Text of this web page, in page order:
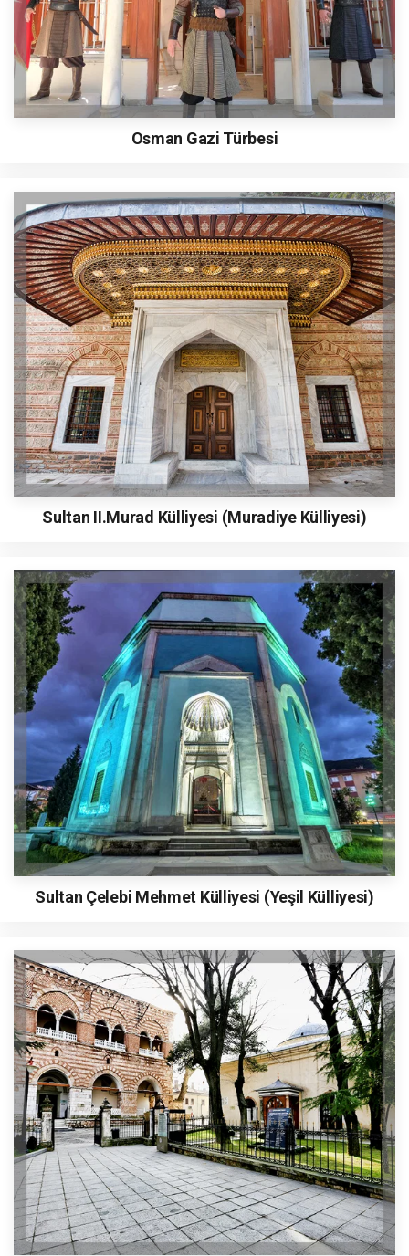
Osman Gazi Türbesi
Sultan II.Murad Külliyesi (Muradiye Külliyesi)
Sultan Çelebi Mehmet Külliyesi (Yeşil Külliyesi)